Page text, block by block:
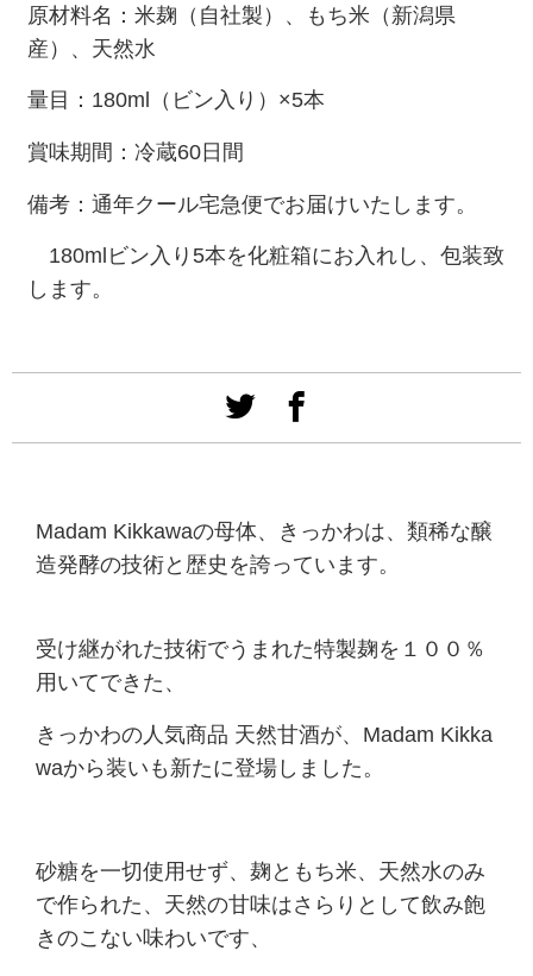
原材料名：米麹（自社製）、もち米（新潟県
産）、天然水
量目：180ml （ビン入り）×5本
賞味期間：冷蔵60日間
備考：通年クール宅急便でお届けいたします。
180mlビン入り5本を化粧箱にお入れし、包装致
します。
Madam Kikkawaの母体、きっかわは、類稀な醸
造発酵の技術と歴史を誇っています。
受け継がれた技術でうまれた特製麹を１００％
用いてできた、
きっかわの人気商品 天然甘酒が、Madam Kikka
waから装いも新たに登場しました。
砂糖を一切使用せず、麹ともち米、天然水のみ
で作られた、天然の甘味はさらりとして飲み飽
きのこない味わいです、